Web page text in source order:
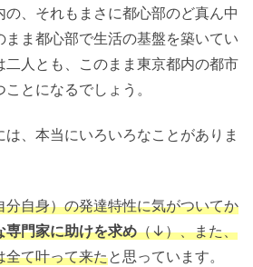
、それもまさに都心部のど真ん中
まま都心部で生活の基盤を築いてい
二人とも、このまま東京都内の都市
とになるでしょう。
、本当にいろいろなことがありま
分自身）の発達特性に気がついてか
専門家に助けを求め（↓）、また、
全て叶って来たと思っています。